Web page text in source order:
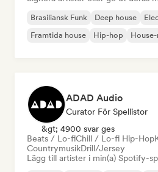
Brasiliansk Funk Deep house
Framtida house
Hip-hop
ADAD Audio
Curator För Spellistor
&gt; 4900 svar ges
Beats / Lo-fiChill / Lo-fi Hip-Hop
CountrymusikDrill/Jersey
Lägg till artister i min(a) Spotify-